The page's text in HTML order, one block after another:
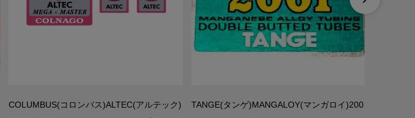
COLUMBUS(コロンバス)ALTEC(アルテック)
TANGE(タンゲ)MANGALOY(マンガロイ)200